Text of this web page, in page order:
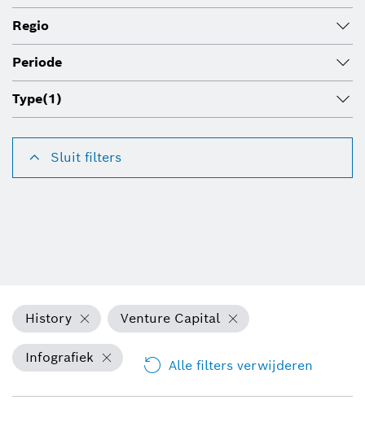
Regio
Periode
Type(1)
Sluit filters
History Venture Capital
Infografiek Alle filters verwijderen